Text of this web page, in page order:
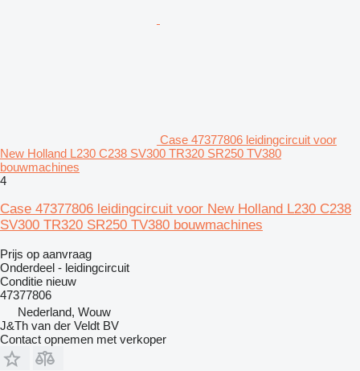
Case 47377806 leidingcircuit voor
New Holland L230 C238 SV300 TR320 SR250 TV380
bouwmachines
4
Case 47377806 leidingcircuit voor New Holland L230 C238
SV300 TR320 SR250 TV380 bouwmachines
Prijs op aanvraag
Onderdeel - leidingcircuit
Conditie nieuw
47377806
Nederland, Wouw
J&Th van der Veldt BV
Contact opnemen met verkoper